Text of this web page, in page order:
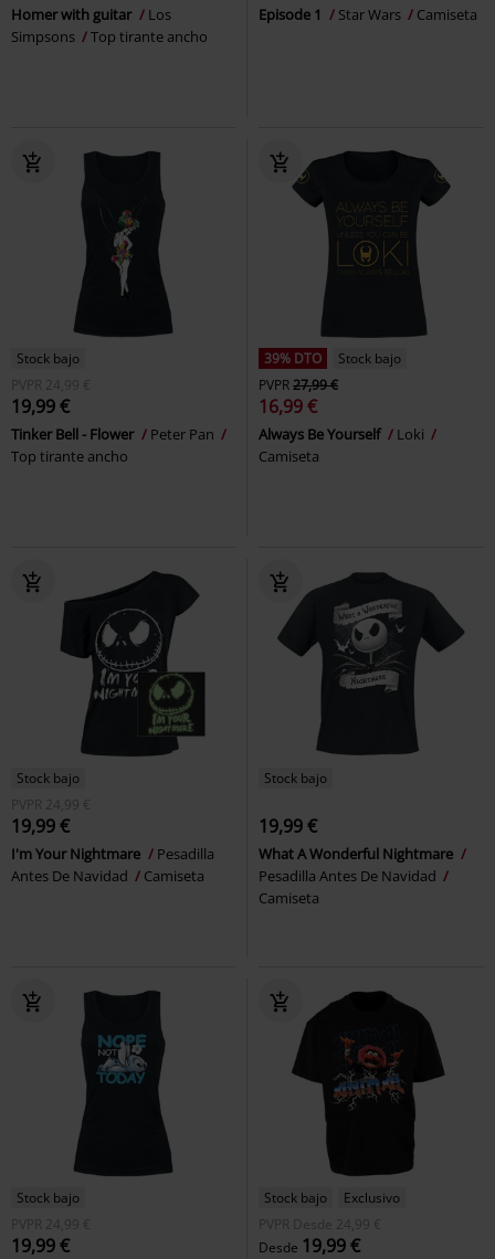
Homer with guitar
Los
Simpsons
Top tirante ancho
Episode 1 Star Wars Camiseta
Stock bajo
PVPR 24,99 €
19,99 €
Tinker Bell - Flower
Peter Pan
Top tirante ancho
39% DTO
Stock bajo
PVPR27,99 €
16,99 €
Always Be Yourself
Loki
Camiseta
Stock bajo
PVPR 24,99 €
19,99 €
I'm Your Nightmare
Pesadilla
Antes De Navidad
Camiseta
Stock bajo
19,99 €
What A Wonderful Nightmare
Pesadilla Antes De Navidad
Camiseta
Stock bajo
PVPR 24,99 €
19,99 €
Stock bajo
Exclusivo
PVPR
Desde 24,99 €
Desde 19,99 €